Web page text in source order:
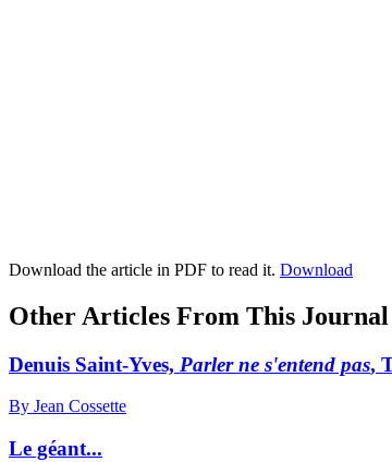
Download the article in PDF to read it. Download
Other Articles From This Journal
Denuis Saint-Yves, Parler ne s'entend pas,
By Jean Cossette
Le géant...